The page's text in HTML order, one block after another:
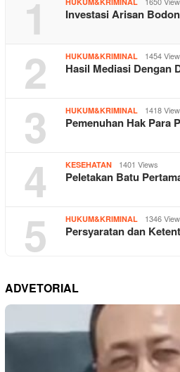
1 Investasi Arisan
2 HUKUM&KRIMINAL 1454
Hasil Mediasi Dengan
3 HUKUM&KRIMINAL 1418
Pemenuhan Hak Para
4 KESEHATAN 1401 Views
Peletakan Batu
5 HUKUM&KRIMINAL 1346
Persyaratan dan
ADVETORIAL